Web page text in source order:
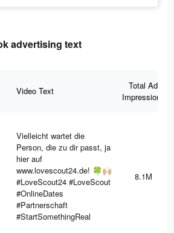
advertising text
Video Text
Total Ad
Impressions
Vielleicht wartet die
Person, die zu dir passt, ja
hier auf
www.lovescout24.de! 🍀🙌🏼
#LoveScout24 #LoveScout
#OnlineDates
#Partnerschaft
#StartSomethingReal
8.1M